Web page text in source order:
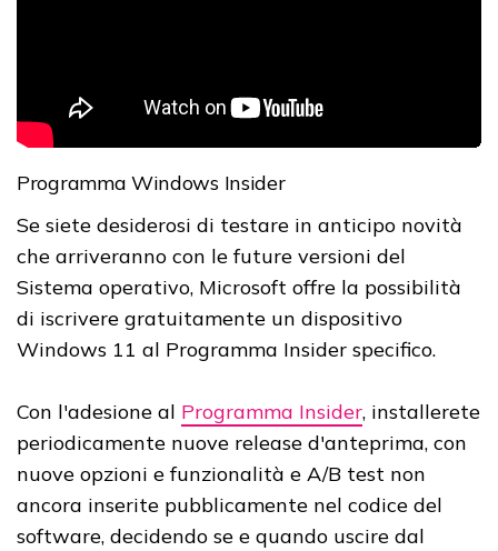
Programma Windows Insider
Se siete desiderosi di testare in anticipo novità
che arriveranno con le future versioni del
Sistema operativo, Microsoft offre la possibilità
di iscrivere gratuitamente un dispositivo
Windows 11 al Programma Insider specifico.
Con l'adesione al Programma Insider, installerete
periodicamente nuove release d'anteprima, con
nuove opzioni e funzionalità e A/B test non
ancora inserite pubblicamente nel codice del
software, decidendo se e quando uscire dal